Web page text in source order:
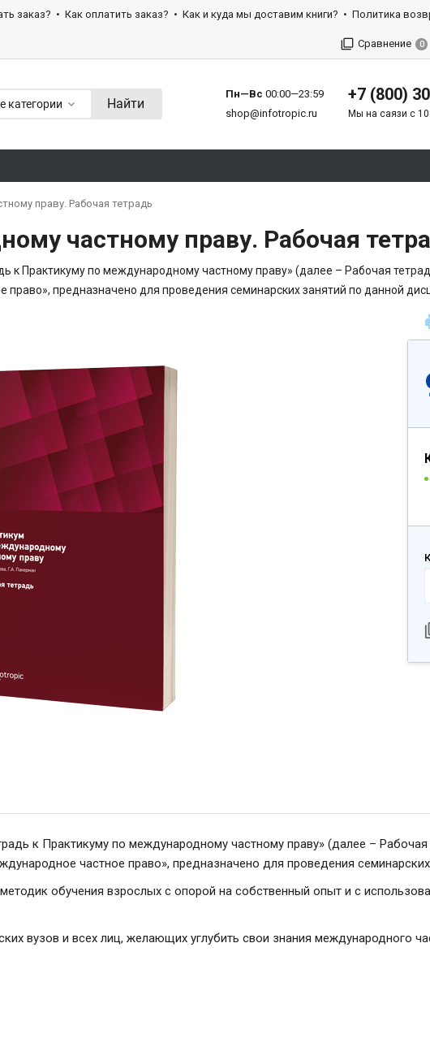
заказ? Как оплатить заказ? Как и куда мы доставим книги? Политика
Сравнение 0
категории Найти
Пн—Вс 00:00—23:59
shop@infotropic.ru
+7 (800)
Мы на саязи с
праву. Рабочая тетрадь
частному праву. Рабочая
к Практикуму по международному частному праву» (далее – Рабочая
предназначено для проведения семинарских занятий по данной
к Практикуму по международному частному праву» (далее –
частное право», предназначено для проведения
обучения взрослых с опорой на собственный опыт и с
вузов и всех лиц, желающих углубить свои знания международного